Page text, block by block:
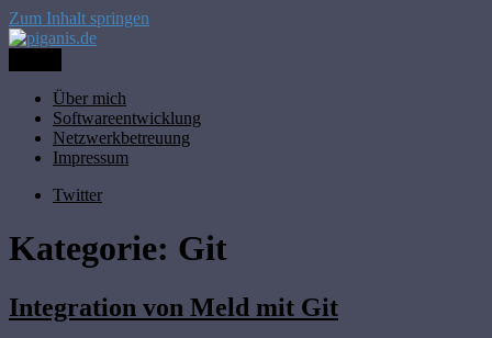
Zum Inhalt springen
piganis.de
Thomas Butzbach
Über mich
Softwareentwicklung
Netzwerkbetreuung
Impressum
Twitter
Kategorie: Git
Integration von Meld mit Git